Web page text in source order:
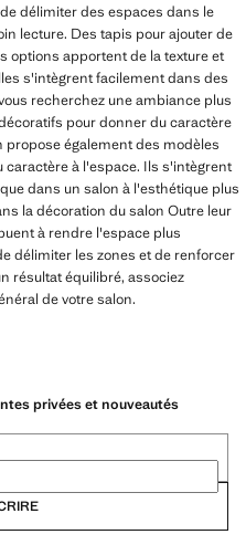
délimiter des espaces dans le
lecture. Des tapis pour ajouter de
options apportent de la texture et
s'intègrent facilement dans des
recherchez une ambiance plus
pour donner du caractère
propose également des modèles
à l'espace. Ils s'intègrent
dans un salon à l'esthétique plus
la décoration du salon Outre leur
à rendre l'espace plus
délimiter les zones et de renforcer
résultat équilibré, associez
de votre salon.
privées et nouveautés